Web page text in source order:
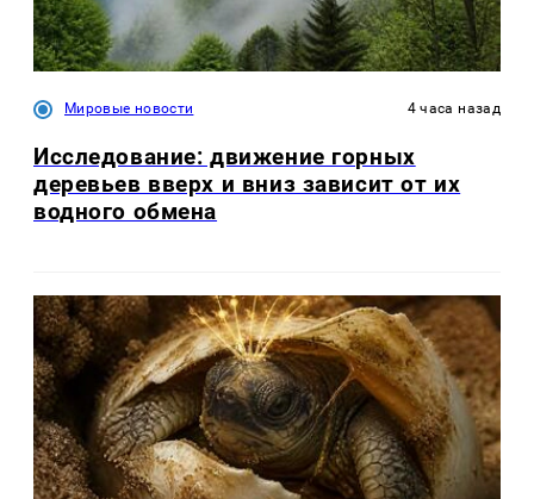
Мировые новости 4 часа назад
Исследование: движение горных
деревьев вверх и вниз зависит от их
водного обмена